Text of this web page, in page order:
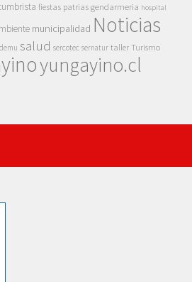
fiestas patrias gendarmeria hospital
municipalidad Noticias
salud sercotec sernatur taller Turismo
yungayino.cl